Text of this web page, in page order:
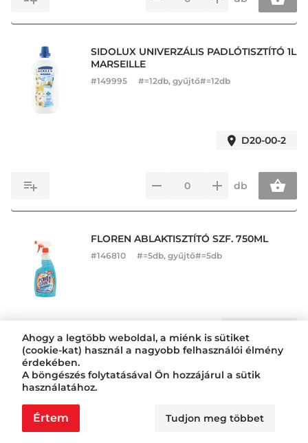
SIDOLUX UNIVERZÁLIS PADLÓTISZTÍTÓ 1L
MARSEILLE
#149995 #=12db, gyűjtő#=12db
D20-00-2
db
FLOREN ABLAKTISZTÍTÓ SZF. 750ML
#146810 #=5db, gyűjtő#=5db
db
WELL DONE TISZTÍTÓSZER SZF. 750ML
Ahogy a legtöbb weboldal, a miénk is sütiket
(cookie-kat) használ a nagyobb felhasználói élmény
érdekében.
A böngészés folytatásával Ön hozzájárul a sütik
használatához.
Értem Tudjon meg többet